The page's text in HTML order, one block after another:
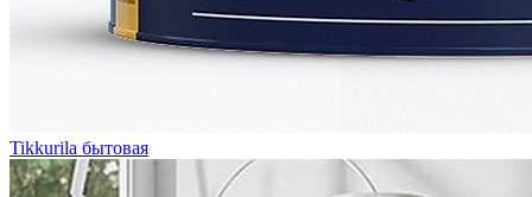
Tikkurila бытовая